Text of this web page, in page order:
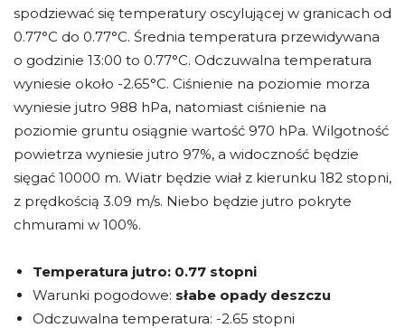
spodziewać się temperatury oscylującej w granicach od
0.77°C do 0.77°C. Średnia temperatura przewidywana
o godzinie 13:00 to 0.77°C. Odczuwalna temperatura
wyniesie około -2.65°C. Ciśnienie na poziomie morza
wyniesie jutro 988 hPa, natomiast ciśnienie na
poziomie gruntu osiągnie wartość 970 hPa. Wilgotność
powietrza wyniesie jutro 97%, a widoczność będzie
sięgać 10000 m. Wiatr będzie wiał z kierunku 182 stopni,
z prędkością 3.09 m/s. Niebo będzie jutro pokryte
chmurami w 100%.
Temperatura jutro: 0.77 stopni
Warunki pogodowe: słabe opady deszczu
Odczuwalna temperatura: -2.65 stopni